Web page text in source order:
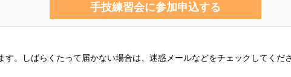
す。しばらくたって届かない場合は、迷惑メールなどをチェックしてくだ